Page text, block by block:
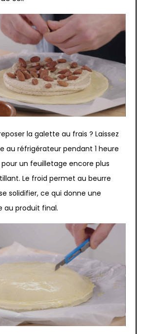
la galette au frais ? Laissez
au réfrigérateur pendant 1 heure
un feuilletage encore plus
Le froid permet au beurre
solidifier, ce qui donne une
au produit final.